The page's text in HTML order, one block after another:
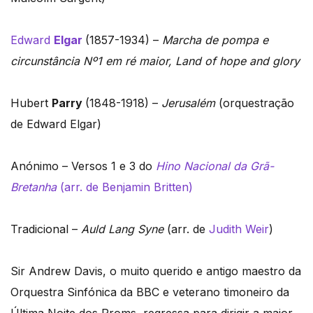
Edward Elgar (1857-1934) – Marcha de pompa e
circunstância Nº1 em ré maior, Land of hope and glory
Hubert Parry (1848-1918) – Jerusalém(orquestração
de Edward Elgar)
Anónimo – Versos 1 e 3 do Hino Nacional da Grã-
Bretanha(arr. de Benjamin Britten)
Tradicional – Auld Lang Syne(arr. de Judith Weir)
Sir Andrew Davis, o muito querido e antigo maestro da
Orquestra Sinfónica da BBC e veterano timoneiro da